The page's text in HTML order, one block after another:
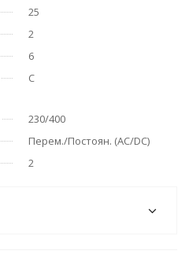
25
2
6
C
230/400
Перем./Постоян. (АС/DC)
2